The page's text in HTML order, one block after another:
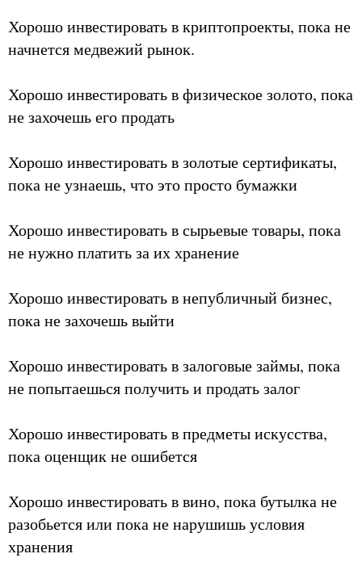
Хорошо инвестировать в криптопроекты, пока не
начнется медвежий рынок.
Хорошо инвестировать в физическое золото, пока
не захочешь его продать
Хорошо инвестировать в золотые сертификаты,
пока не узнаешь, что это просто бумажки
Хорошо инвестировать в сырьевые товары, пока
не нужно платить за их хранение
Хорошо инвестировать в непубличный бизнес,
пока не захочешь выйти
Хорошо инвестировать в залоговые займы, пока
не попытаешься получить и продать залог
Хорошо инвестировать в предметы искусства,
пока оценщик не ошибется
Хорошо инвестировать в вино, пока бутылка не
разобьется или пока не нарушишь условия
хранения